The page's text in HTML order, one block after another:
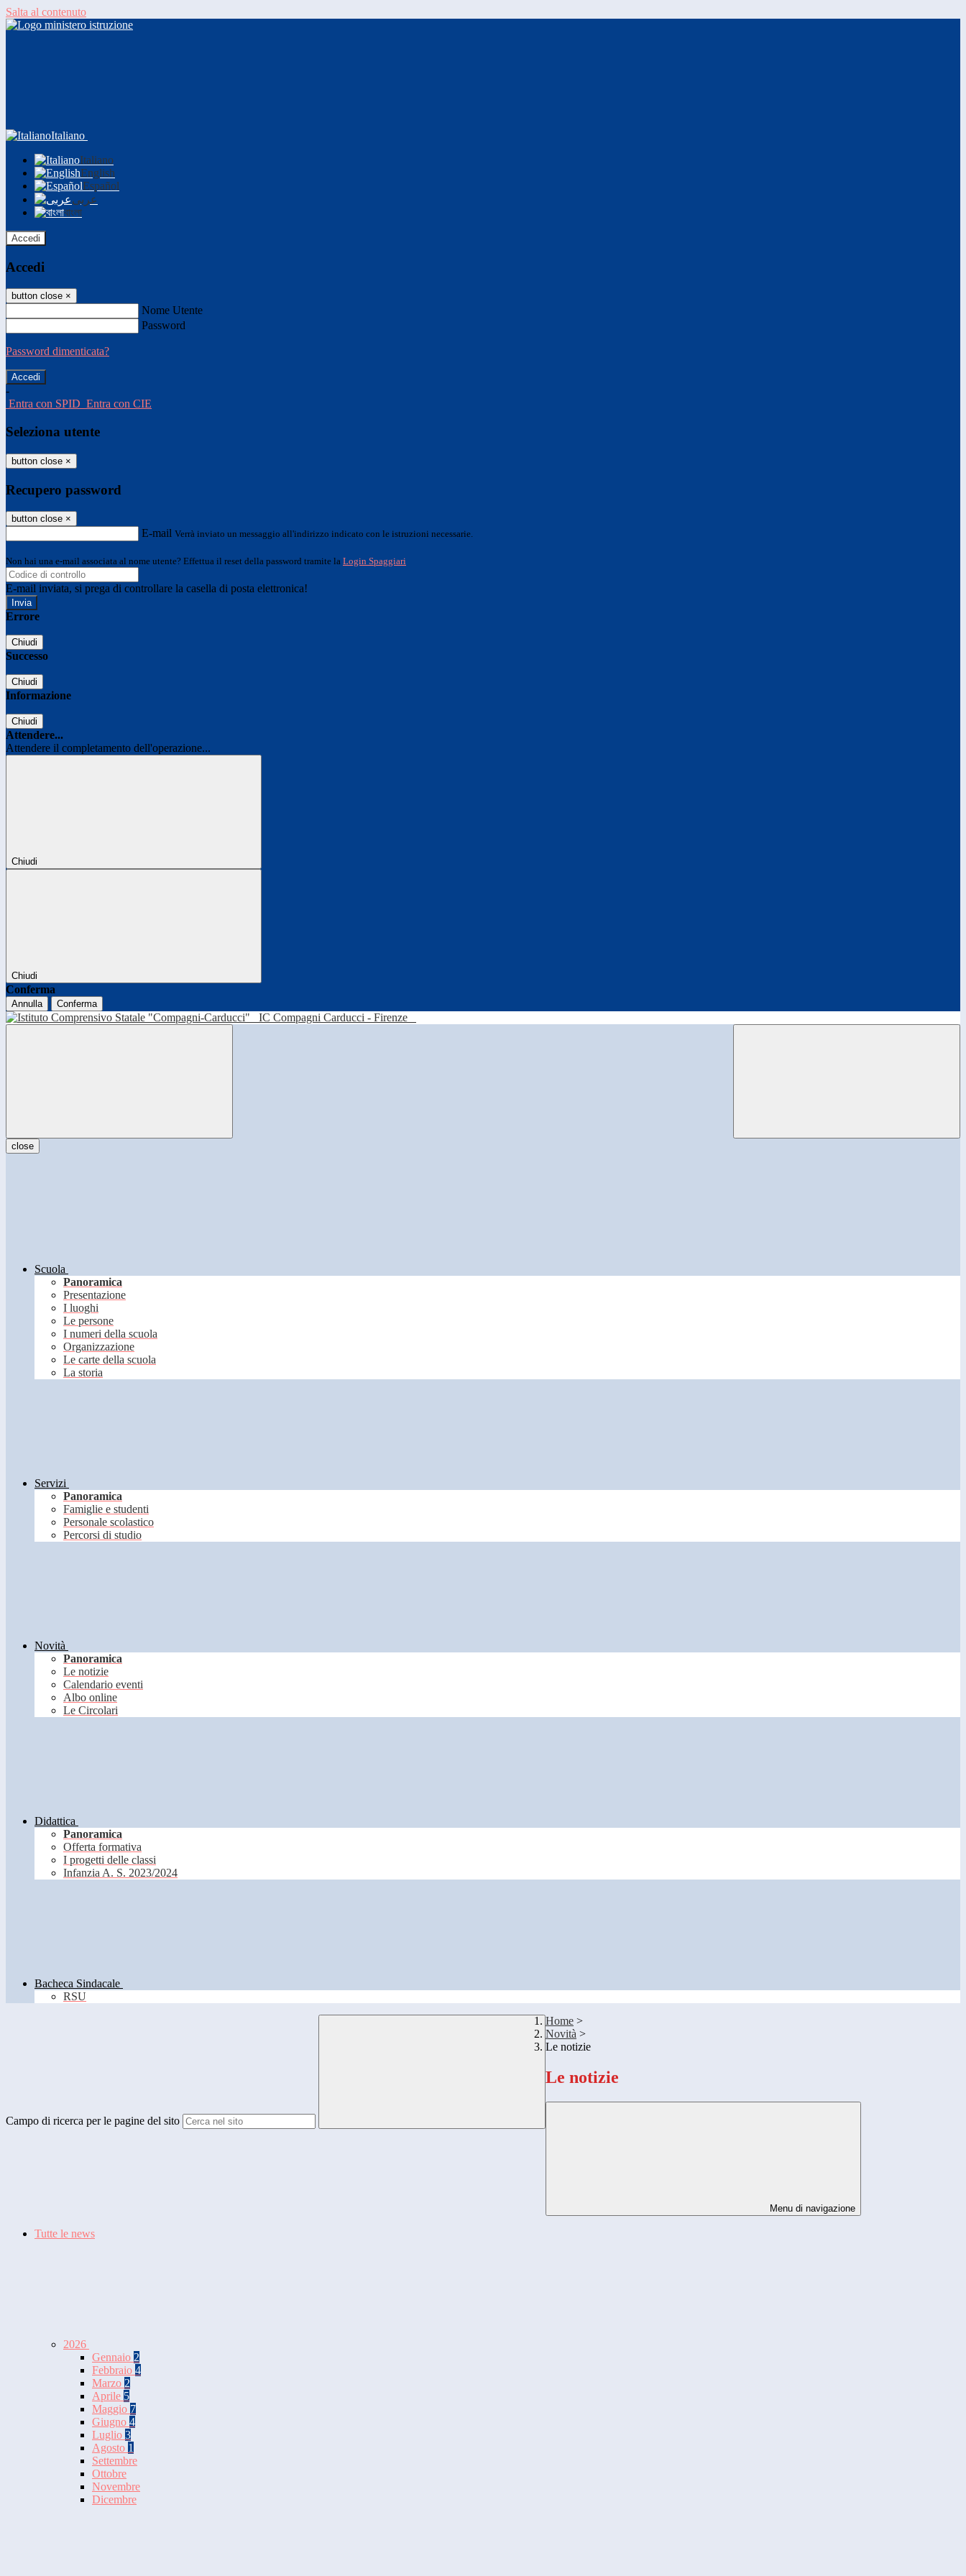
Salta al contenuto
Italiano
Italiano
English
Español
عربى
বাংলা
Accedi
Accedi
button close ×
Nome Utente
Password
Password dimenticata?
-
Entra con SPID Entra con CIE
Seleziona utente
button close ×
Recupero password
button close ×
E-mail Verrà inviato un messaggio all'indirizzo indicato con le istruzioni necessarie.
Non hai una e-mail associata al nome utente? Effettua il reset della password tramite la Login Spaggiari
E-mail inviata, si prega di controllare la casella di posta elettronica!
Errore
Chiudi
Successo
Chiudi
Informazione
Chiudi
Attendere...
Attendere il completamento dell'operazione...
Chiudi
Chiudi
Conferma
Annulla Conferma
IC Compagni Carducci - Firenze
close
Scuola
Panoramica
Presentazione
I luoghi
Le persone
I numeri della scuola
Organizzazione
Le carte della scuola
La storia
Servizi
Panoramica
Famiglie e studenti
Personale scolastico
Percorsi di studio
Novità
Panoramica
Le notizie
Calendario eventi
Albo online
Le Circolari
Didattica
Panoramica
Offerta formativa
I progetti delle classi
Infanzia A. S. 2023/2024
Bacheca Sindacale
RSU
Campo di ricerca per le pagine del sito
Home >
Novità >
Le notizie
Le notizie
Menu di navigazione
Tutte le news
2026
Gennaio 2
Febbraio 4
Marzo 2
Aprile 5
Maggio 7
Giugno 4
Luglio 3
Agosto 1
Settembre
Ottobre
Novembre
Dicembre